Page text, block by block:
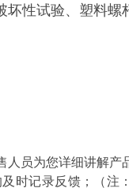
性试验、塑料
员为您详细讲解产
时记录反馈；（注